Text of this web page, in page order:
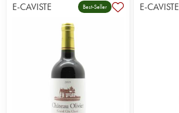
E-CAVISTE Best-Seller
E-CAVISTE